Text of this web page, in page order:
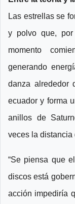
Las estrellas se
y polvo que,
momento
generando
danza alrededor
ecuador y forma
anillos de
veces la distancia
“Se piensa que
discos está
acción impediría